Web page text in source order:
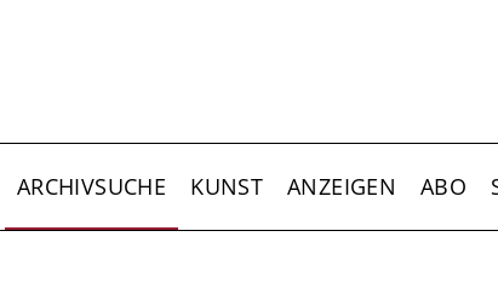
ARCHIVSUCHE KUNST ANZEIGEN ABO